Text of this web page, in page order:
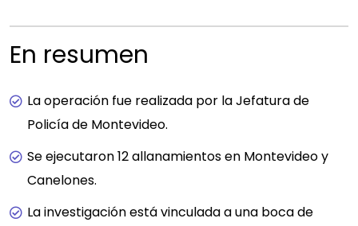
En resumen
La operación fue realizada por la Jefatura de
Policía de Montevideo.
Se ejecutaron 12 allanamientos en Montevideo y
Canelones.
La investigación está vinculada a una boca de